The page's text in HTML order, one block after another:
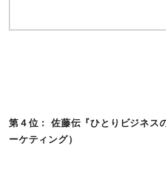
第４位： 佐藤伝『ひとりビジネス
ーケティング）